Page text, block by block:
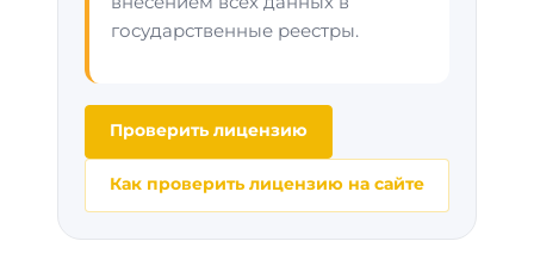
государственные реестры.
Проверить лицензию
Как проверить лицензию на сайте